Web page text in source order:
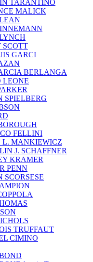
TARANTINO
MALICK
SCOTT
GARCI
BERLANGA
LEONE
SPIELBERG
FELLINI
L. MANKIEWICZ
J. SCHAFFNER
KRAMER
PENN
SCORSESE
TRUFFAUT
CIMINO